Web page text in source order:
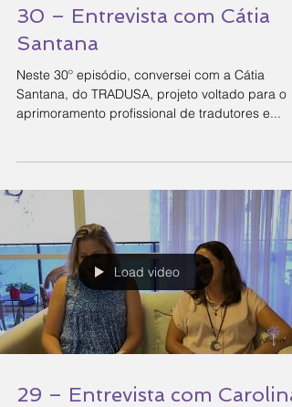
30 – Entrevista com Cátia
Santana
Neste 30º episódio, conversei com a Cátia
Santana, do TRADUSA, projeto voltado para o
aprimoramento profissional de tradutores e...
Load video
29 – Entrevista com Carolina